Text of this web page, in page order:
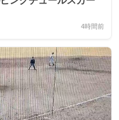
4時間前